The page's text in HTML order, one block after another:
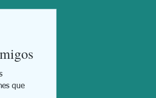
que